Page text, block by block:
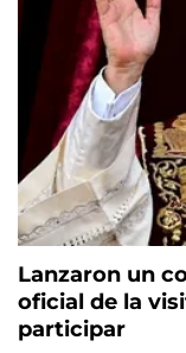
Lanzaron un
oficial de la
participar